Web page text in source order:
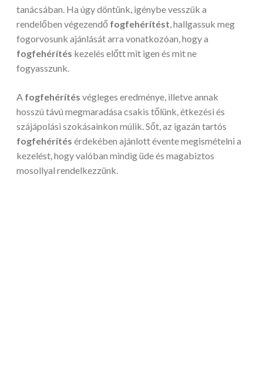
tanácsában. Ha úgy döntünk, igénybe vesszük a
rendelőben végezendő fogfehérítést, hallgassuk meg
fogorvosunk ajánlását arra vonatkozóan, hogy a
fogfehérítés kezelés előtt mit igen és mit ne
fogyasszunk.
A fogfehérítés végleges eredménye, illetve annak
hosszú távú megmaradása csakis tőlünk, étkezési és
szájápolási szokásainkon múlik. Sőt, az igazán tartós
fogfehérítés érdekében ajánlott évente megismételni a
kezelést, hogy valóban mindig üde és magabiztos
mosollyal rendelkezzünk.